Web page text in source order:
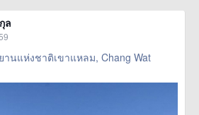
ล
นแห่งชาติเขาแหลม, Chang Wat